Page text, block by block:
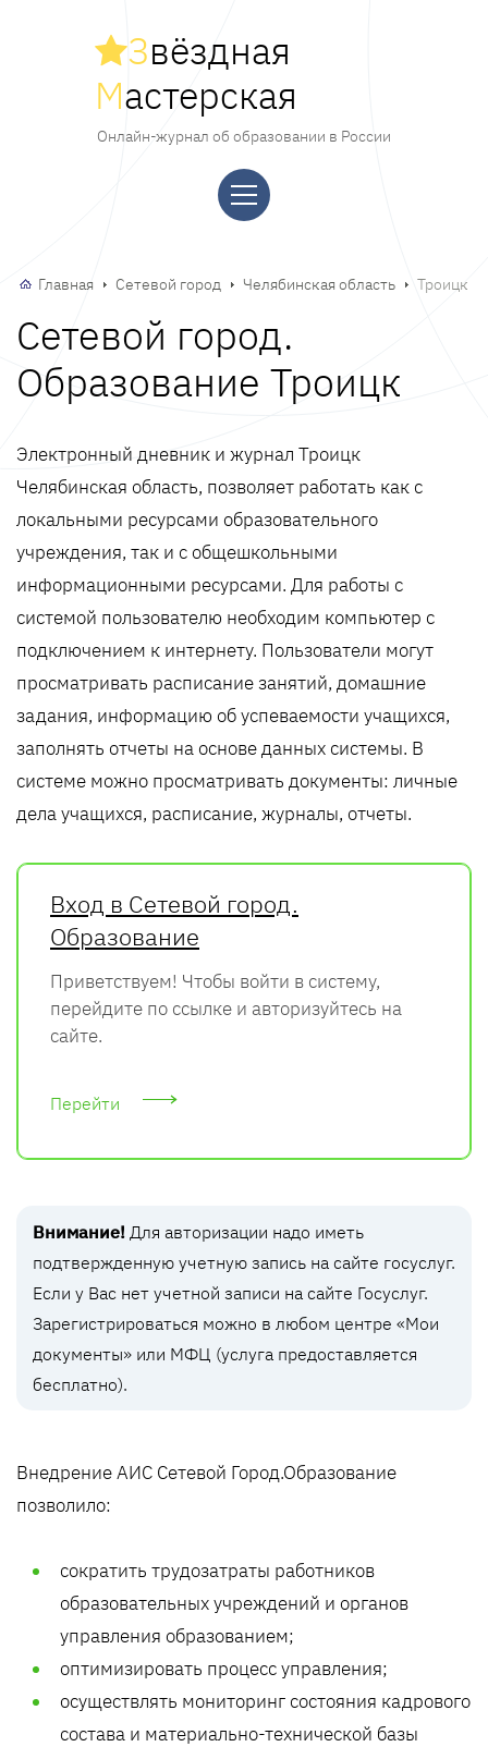
Звёздная
Мастерская
Онлайн-журнал об образовании в России
Главная Сетевой город Челябинская область Троицк
Сетевой город.
Образование Троицк
Электронный дневник и журнал Троицк
Челябинская область, позволяет работать как с
локальными ресурсами образовательного
учреждения, так и с общешкольными
информационными ресурсами. Для работы с
системой пользователю необходим компьютер с
подключением к интернету. Пользователи могут
просматривать расписание занятий, домашние
задания, информацию об успеваемости учащихся,
заполнять отчеты на основе данных системы. В
системе можно просматривать документы: личные
дела учащихся, расписание, журналы, отчеты.
Вход в Сетевой город.
Образование
Приветствуем! Чтобы войти в систему,
перейдите по ссылке и авторизуйтесь на
сайте.
Перейти
Внимание! Для авторизации надо иметь
подтвержденную учетную запись на сайте госуслуг.
Если у Вас нет учетной записи на сайте Госуслуг.
Зарегистрироваться можно в любом центре «Мои
документы» или МФЦ (услуга предоставляется
бесплатно).
Внедрение АИС Сетевой Город.Образование
позволило:
сократить трудозатраты работников
образовательных учреждений и органов
управления образованием;
оптимизировать процесс управления;
осуществлять мониторинг состояния кадрового
состава и материально-технической базы